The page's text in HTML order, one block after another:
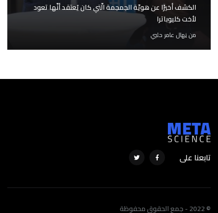
الكشف أخيرًا عن هويّة الجمجمة الّتي كان يُعتقد أنّها تعود
لأخت كليوباترا
مننِهال عامر حلبي
تابعنا على
© 2022 - جمع الحقوق محفوظة